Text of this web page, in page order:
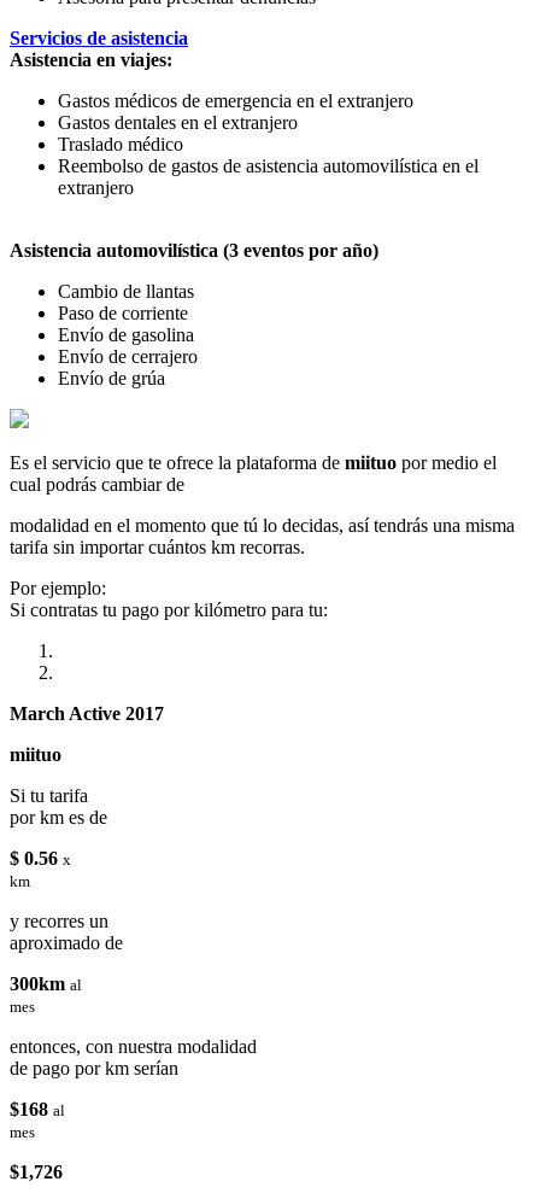
Servicios de asistencia
Asistencia en viajes:
Gastos médicos de emergencia en el extranjero
Gastos dentales en el extranjero
Traslado médico
Reembolso de gastos de asistencia automovilística en el
extranjero
Asistencia automovilística (3 eventos por año)
Cambio de llantas
Paso de corriente
Envío de gasolina
Envío de cerrajero
Envío de grúa
Es el servicio que te ofrece la plataforma de miituo por medio el
cual podrás cambiar de
modalidad en el momento que tú lo decidas, así tendrás una misma
tarifa sin importar cuántos km recorras.
Por ejemplo:
Si contratas tu pago por kilómetro para tu:
March Active 2017
miituo
Si tu tarifa
por km es de
$ 0.56 x
km
y recorres un
aproximado de
300km al
mes
entonces, con nuestra modalidad
de pago por km serían
$168 al
mes
$1,726